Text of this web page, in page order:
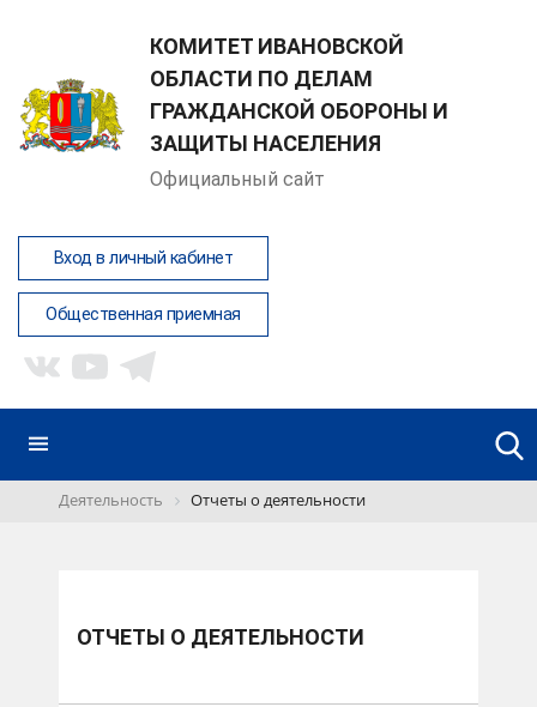
КОМИТЕТ ИВАНОВСКОЙ
ОБЛАСТИ ПО ДЕЛАМ
ГРАЖДАНСКОЙ ОБОРОНЫ И
ЗАЩИТЫ НАСЕЛЕНИЯ
Официальный сайт
Вход в личный кабинет
Общественная приемная
Деятельность Отчеты о деятельности
ОТЧЕТЫ О ДЕЯТЕЛЬНОСТИ